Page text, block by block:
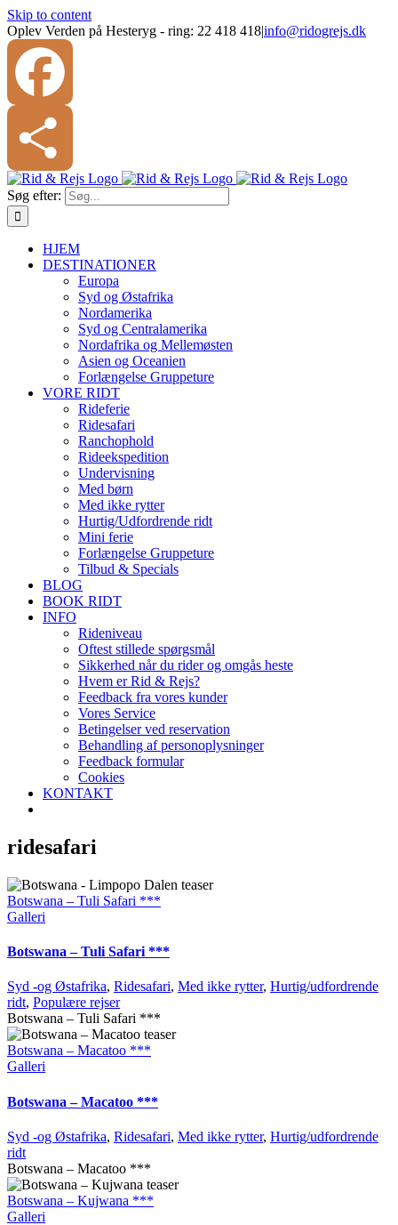
Skip to content
Oplev Verden på Hesteryg - ring: 22 418 418|info@ridogrejs.dk
Facebook
Share
Søg efter:
HJEM
DESTINATIONER
Europa
Syd og Østafrika
Nordamerika
Syd og Centralamerika
Nordafrika og Mellemøsten
Asien og Oceanien
Forlængelse Gruppeture
VORE RIDT
Rideferie
Ridesafari
Ranchophold
Rideekspedition
Undervisning
Med børn
Med ikke rytter
Hurtig/Udfordrende ridt
Mini ferie
Forlængelse Gruppeture
Tilbud & Specials
BLOG
BOOK RIDT
INFO
Rideniveau
Oftest stillede spørgsmål
Sikkerhed når du rider og omgås heste
Hvem er Rid & Rejs?
Feedback fra vores kunder
Vores Service
Betingelser ved reservation
Behandling af personoplysninger
Feedback formular
Cookies
KONTAKT
ridesafari
Botswana – Tuli Safari ***
Galleri
Botswana – Tuli Safari ***
Syd -og Østafrika, Ridesafari, Med ikke rytter, Hurtig/udfordrende
ridt, Populære rejser
Botswana – Tuli Safari ***
Botswana – Macatoo ***
Galleri
Botswana – Macatoo ***
Syd -og Østafrika, Ridesafari, Med ikke rytter, Hurtig/udfordrende
ridt
Botswana – Macatoo ***
Botswana – Kujwana ***
Galleri